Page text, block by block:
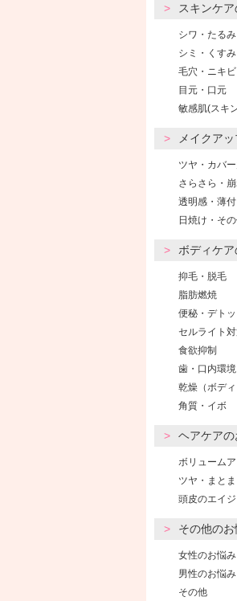
スキンケ
シワ・たるみ
シミ・くすみ
毛穴・ニキビ
目元・口元
敏感肌(スキ
メイクア
ツヤ・カバ
さらさら・
透明感・薄付
日焼け・そ
ボディケ
抑毛・脱毛
脂肪燃焼
便秘・デト
セルライト
食欲抑制
歯・口内環
乾燥（ボディ
角質・イボ
ヘアケアの
ボリューム
ツヤ・まとま
頭皮のエイ
その他のお
女性のお悩み
男性のお悩み
その他